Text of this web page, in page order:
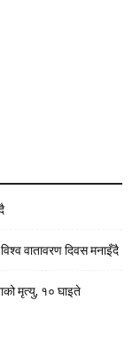
वातावरण दिवस मनाइँदै
मृत्यु, १० घाइते